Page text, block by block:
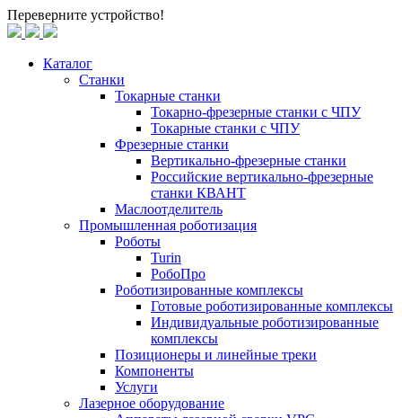
Переверните устройство!
Каталог
Станки
Токарные станки
Токарно-фрезерные станки c ЧПУ
Токарные станки с ЧПУ
Фрезерные станки
Вертикально-фрезерные станки
Российские вертикально-фрезерные
станки КВАНТ
Маслоотделитель
Промышленная роботизация
Роботы
Turin
РобоПро
Роботизированные комплексы
Готовые роботизированные комплексы
Индивидуальные роботизированные
комплексы
Позиционеры и линейные треки
Компоненты
Услуги
Лазерное оборудование